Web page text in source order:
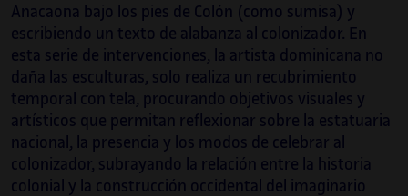
Anacaona bajo los pies de Colón (como sumisa) y
escribiendo un texto de alabanza al colonizador. En
esta serie de intervenciones, la artista dominicana no
daña las esculturas, solo realiza un recubrimiento
temporal con tela, procurando objetivos visuales y
artísticos que permitan reflexionar sobre la estatuaria
nacional, la presencia y los modos de celebrar al
colonizador, subrayando la relación entre la historia
colonial y la construcción occidental del imaginario